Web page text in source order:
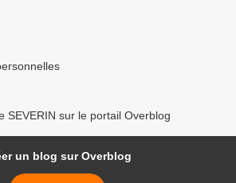
SEVERIN sur le portail Overblog
un blog sur Overblog